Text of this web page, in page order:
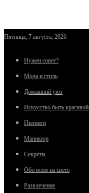
Пятница, 7 августа, 2026
Нужен совет?
Мода и стиль
Домашний уют
Искусство быть красивой
Пилинги
Маникюр
Секреты
Обо всём на свете
Развлечение